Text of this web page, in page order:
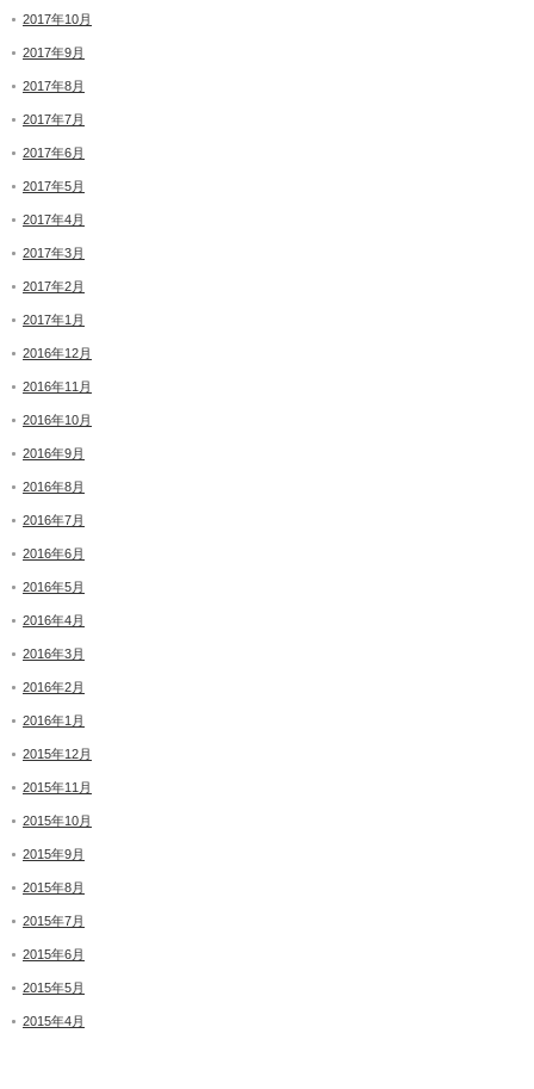
2017年10月
2017年9月
2017年8月
2017年7月
2017年6月
2017年5月
2017年4月
2017年3月
2017年2月
2017年1月
2016年12月
2016年11月
2016年10月
2016年9月
2016年8月
2016年7月
2016年6月
2016年5月
2016年4月
2016年3月
2016年2月
2016年1月
2015年12月
2015年11月
2015年10月
2015年9月
2015年8月
2015年7月
2015年6月
2015年5月
2015年4月